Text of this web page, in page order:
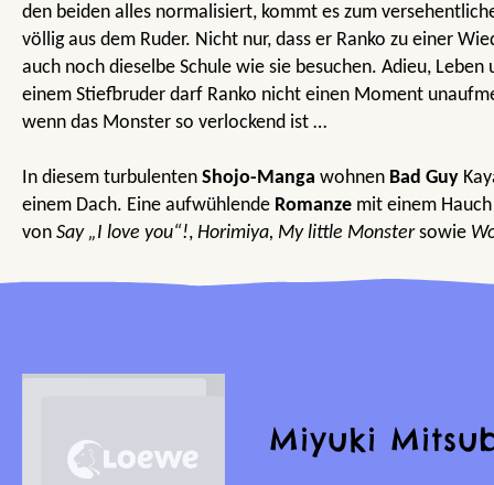
den beiden alles normalisiert, kommt es zum
völlig aus dem Ruder. Nicht nur, dass er Ranko zu einer
auch noch dieselbe Schule wie sie besuchen. Adieu,
einem Stiefbruder darf Ranko nicht einen Moment
wenn das Monster so verlockend ist …
In diesem turbulenten Shojo-Manga wohnen Bad Guy
einem Dach. Eine aufwühlende Romanze mit einem
von Say „I love you“!, Horimiya, My little Monstersowie
Miyuki